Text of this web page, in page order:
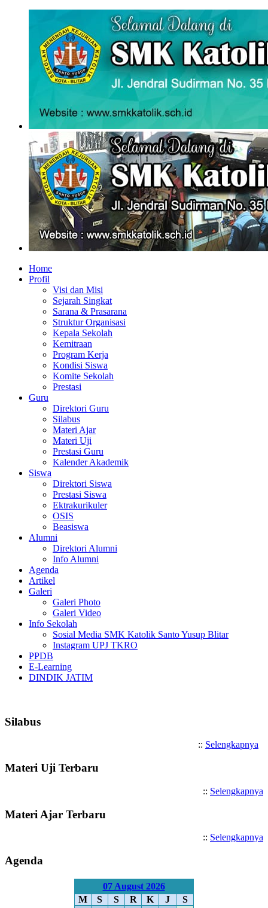
Home
Profil
Visi dan Misi
Sejarah Singkat
Sarana & Prasarana
Struktur Organisasi
Kepala Sekolah
Kemitraan
Program Kerja
Kondisi Siswa
Komite Sekolah
Prestasi
Guru
Direktori Guru
Silabus
Materi Ajar
Materi Uji
Prestasi Guru
Kalender Akademik
Siswa
Direktori Siswa
Prestasi Siswa
Ektrakurikuler
OSIS
Beasiswa
Alumni
Direktori Alumni
Info Alumni
Agenda
Artikel
Galeri
Galeri Photo
Galeri Video
Info Sekolah
Sosial Media SMK Katolik Santo Yusup Blitar
Instagram UPJ TKRO
PPDB
E-Learning
DINDIK JATIM
Silabus
:: Selengkapnya
Materi Uji Terbaru
:: Selengkapnya
Materi Ajar Terbaru
:: Selengkapnya
Agenda
07 August 2026
M
S S R K J S